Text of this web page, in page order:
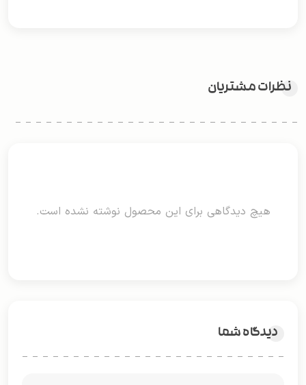
نظرات مشتریان
هیچ دیدگاهی برای این محصول نوشته نشده است.
دیدگاه شما